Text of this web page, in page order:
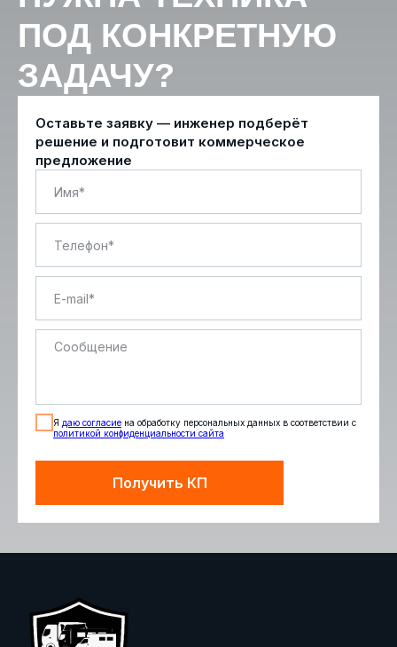
ПОД КОНКРЕТНУЮ
ЗАДАЧУ?
Оставьте заявку — инженер подберёт
решение и подготовит коммерческое
предложение
Я даю согласие на обработку персональных данных в соответствии с
политикой конфиденциальности сайта
Получить КП